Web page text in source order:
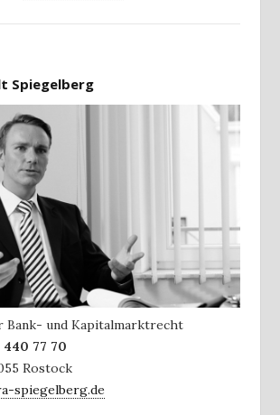
Spiegelberg
Bank- und Kapitalmarktrecht
440 77 70
Rostock
spiegelberg.de